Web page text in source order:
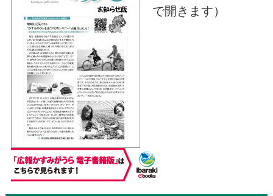
で開きます）